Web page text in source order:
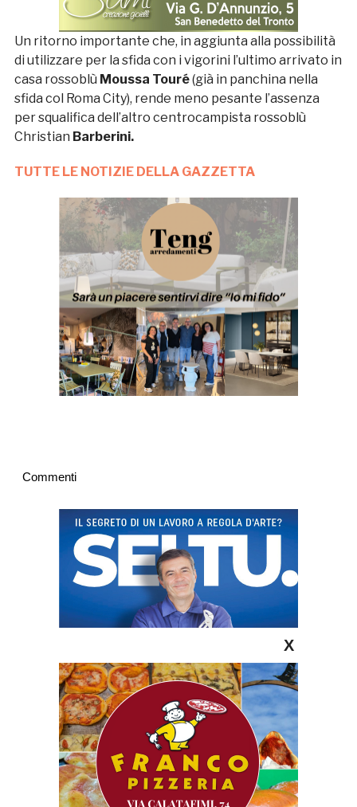
Un ritorno importante che, in aggiunta alla possibilità
di utilizzare per la sfida con i vigorini l’ultimo arrivato in
casa rossoblù Moussa Touré(già in panchina nella
sfida col Roma City), rende meno pesante l’assenza
per squalifica dell’altro centrocampista rossoblù
Christian Barberini.
TUTTE LE NOTIZIE DELLA GAZZETTA
Commenti
X